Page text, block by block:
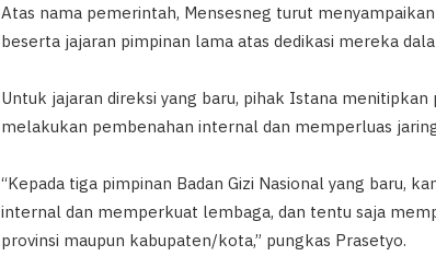
Atas nama pemerintah, Mensesneg turut
beserta jajaran pimpinan lama atas dedikasi mereka
Untuk jajaran direksi yang baru, pihak Istana
melakukan pembenahan internal dan memperluas
“Kepada tiga pimpinan Badan Gizi Nasional yang baru,
internal dan memperkuat lembaga, dan tentu saja
provinsi maupun kabupaten/kota,” pungkas Prasetyo.